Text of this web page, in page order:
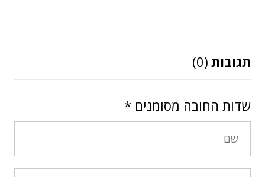
תגובות (0)
שדות החובה מסומנים *